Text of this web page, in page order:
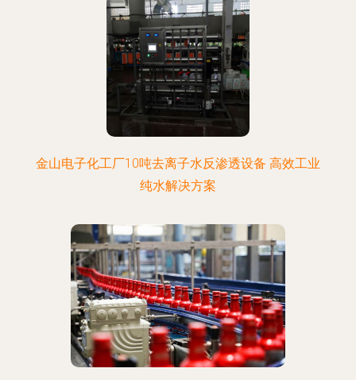
金山电子化工厂10吨去离子水反渗透设备 高效工业
纯水解决方案